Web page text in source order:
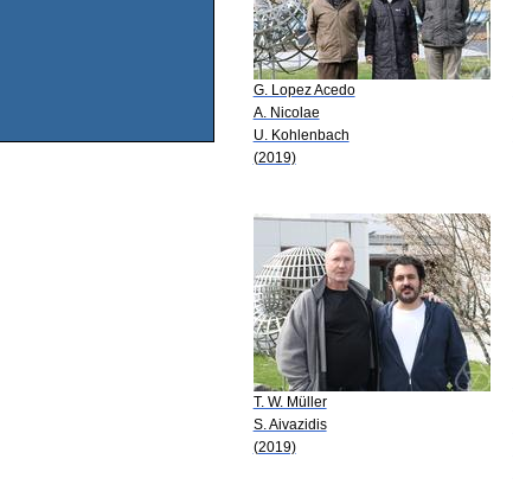
G. Lopez Acedo
A. Nicolae
U. Kohlenbach
(2019)
T. W. Müller
S. Aivazidis
(2019)